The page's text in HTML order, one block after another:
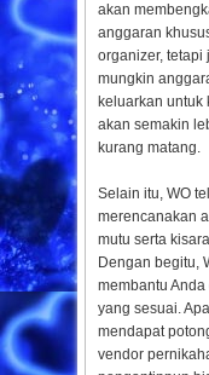
akan
anggaran
organizer,
mungkin
keluarkan
akan semakin
kurang matang.
Selain itu, WO
merencanakan
mutu serta
Dengan begitu,
membantu
yang sesuai.
mendapat
vendor